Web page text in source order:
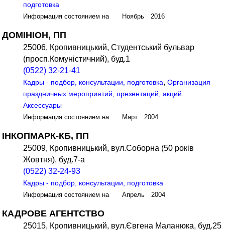
подготовка
Информация состоянием на Ноябрь 2016
ДОМІНІОН, ПП
25006, Кропивницький, Студентський бульвар
(просп.Комуністичний), буд.1
(0522) 32-21-41
Кадры - подбор, консультации, подготовка,Организация
праздничных мероприятий, презентаций, акций.
Аксессуары
Информация состоянием на Март 2004
ІНКОПМАРК-КБ, ПП
25009, Кропивницький, вул.Соборна (50 років
Жовтня), буд.7-а
(0522) 32-24-93
Кадры - подбор, консультации, подготовка
Информация состоянием на Апрель 2004
КАДРОВЕ АГЕНТСТВО
25015, Кропивницький, вул.Євгена Маланюка, буд.25